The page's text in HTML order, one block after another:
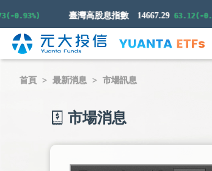
臺灣高股息指數 14667.29 63.12(-0.43%)
首頁 最新消息 市場訊息
市場消息